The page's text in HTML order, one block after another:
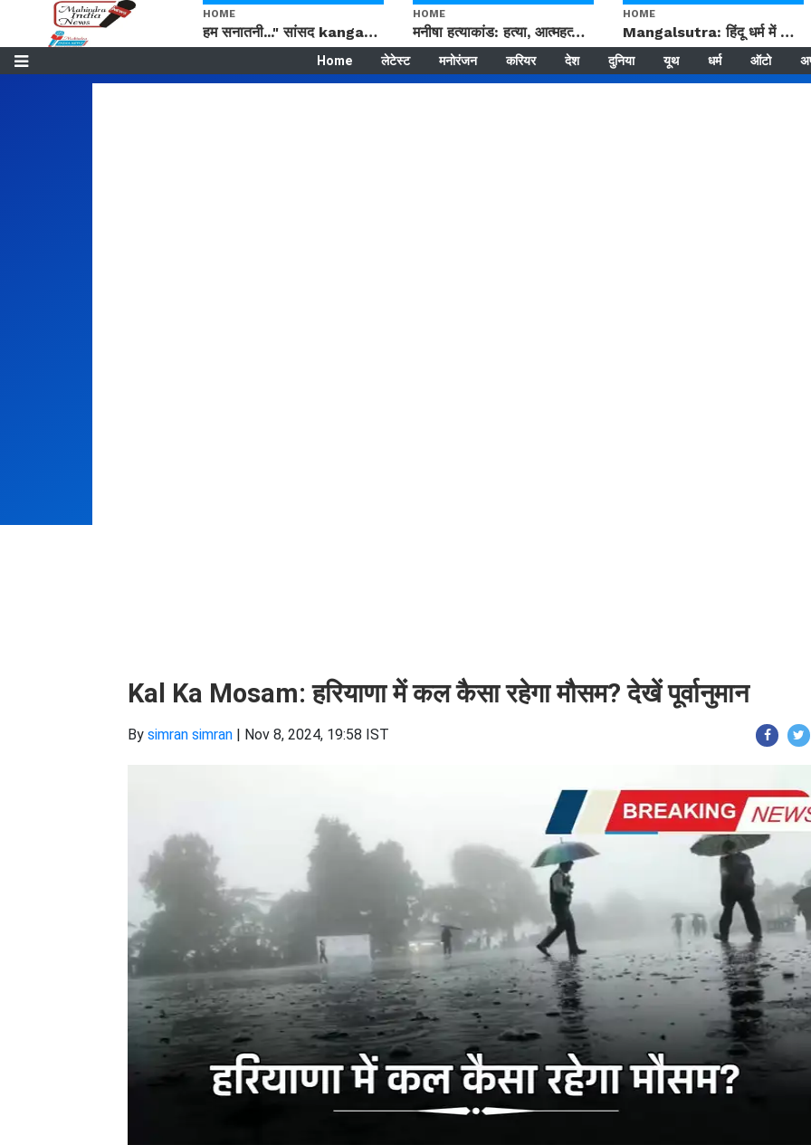
HOME
हम सनातनी..." सांसद kangana Ranaut से क्या बोली लड़की? Viral Jantar-Mantar | CJP protest
HOME
मनीषा हत्याकांड: हत्या, आत्महत्या या कोई बड़ा राज? | Full Story | Josh Haryana
HOME
Mangalsutra: हिंदू धर्म में शादी के बाद मंगलसूत्र क्यों पहनती है महिलाएं, किसने शुरु की ये परंपरा
Home लेटेस्ट मनोरंजन करियर देश दुनिया यूथ धर्म ऑटो
Kal Ka Mosam: हरियाणा में कल कैसा रहेगा मौसम? देखें पूर्वानुमान
By simran simran | Nov 8, 2024, 19:58 IST